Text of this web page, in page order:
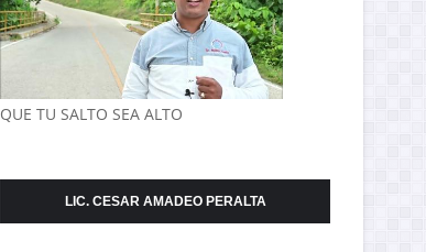
QUE TU SALTO SEA ALTO
LIC. CESAR AMADEO PERALTA